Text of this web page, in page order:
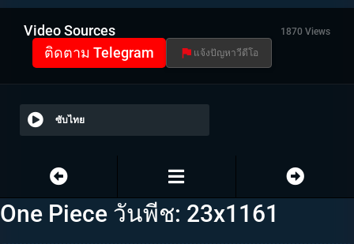
Video Sources 1870 Views
ติดตาม Telegram แจ้งปัญหาวีดีโอ
ซับไทย
One Piece วันพีช: 23x1161